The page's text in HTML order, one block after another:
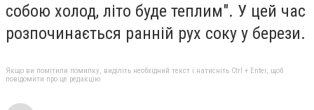
собою холод, літо буде теплим". У цей час
розпочинається ранній рух соку у берези.
Якщо ви помітили помилку, виділіть необхідний текст і натисніть Ctrl + Enter, щоб
повідомити про це редакцію